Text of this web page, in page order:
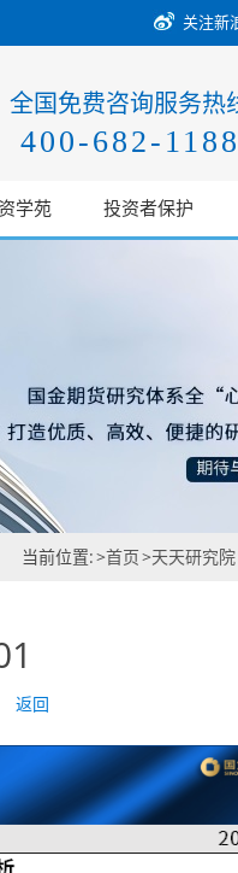
关注新
全国免费咨询服务热
400-682-1188
学苑 投资者保护
当前位置:>首页>天天研究院
返回